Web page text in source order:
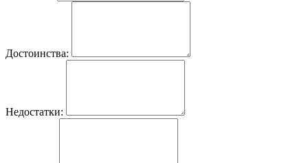
Достоинства:
Недостатки: